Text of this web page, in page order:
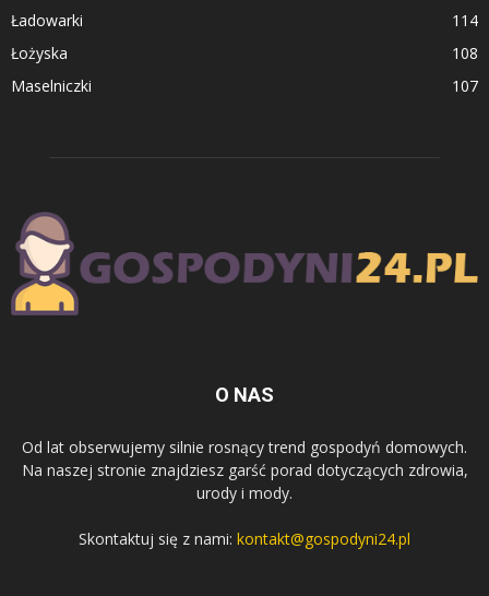
Ładowarki
114
Łożyska
108
Maselniczki
107
O NAS
Od lat obserwujemy silnie rosnący trend gospodyń domowych.
Na naszej stronie znajdziesz garść porad dotyczących zdrowia,
urody i mody.
Skontaktuj się z nami: kontakt@gospodyni24.pl